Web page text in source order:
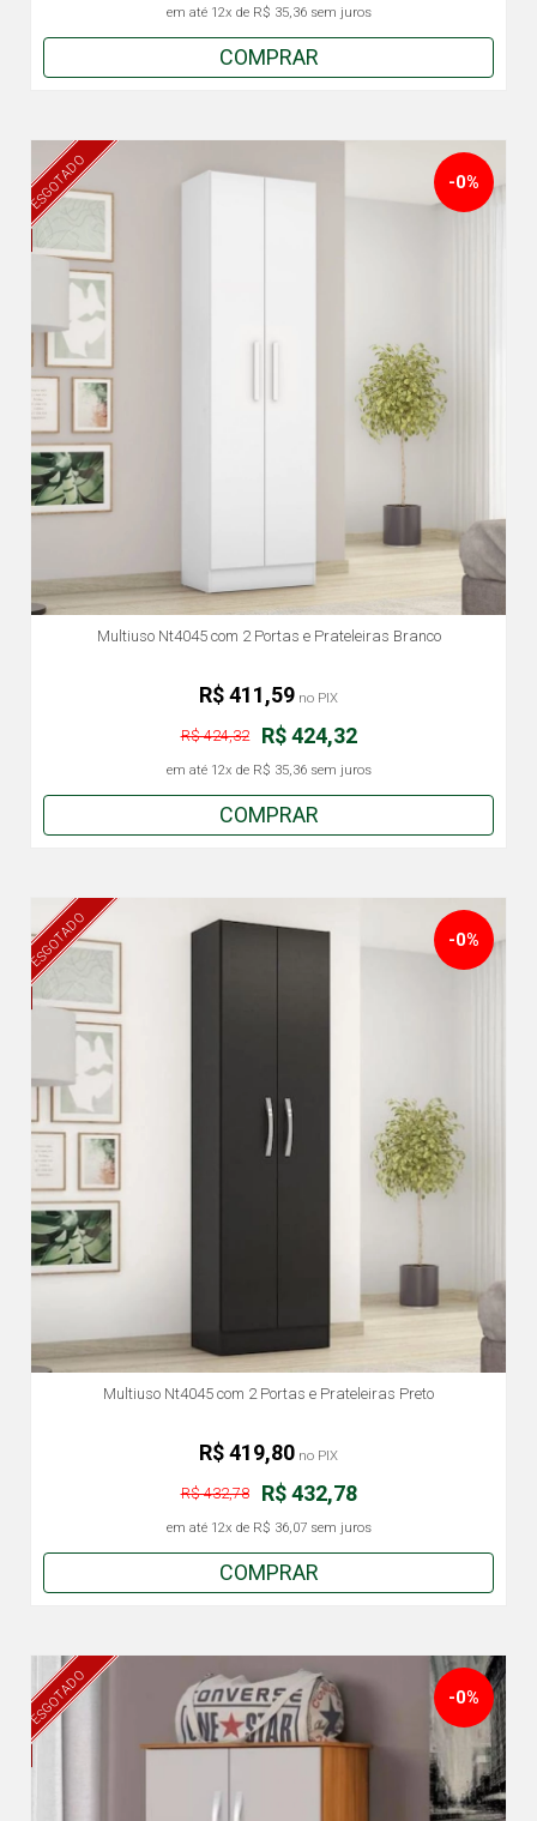
em até 12x de R$ 35,36sem juros
COMPRAR
ESGOTADO
Multiuso Nt4045 com 2 Portas e Prateleiras Branco
-0%
R$ 424,32
R$ 424,32
em até 12x de R$ 35,36sem juros
R$ 411,59 no PIX
COMPRAR
ESGOTADO
Multiuso Nt4045 com 2 Portas e Prateleiras Preto
-0%
R$ 432,78
R$ 432,78
em até 12x de R$ 36,07sem juros
R$ 419,80 no PIX
COMPRAR
ESGOTADO -0%